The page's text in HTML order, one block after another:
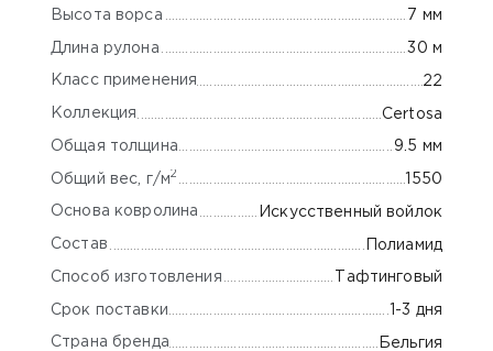
Высота ворса 7 мм
Длина рулона 30 м
Класс применения 22
Коллекция Certosa
Общая толщина 9.5 мм
Общий вес, г/м2 1550
Основа ковролина Искусственный войлок
Состав Полиамид
Способ изготовления Тафтинговый
Срок поставки 1-3 дня
Страна бренда Бельгия